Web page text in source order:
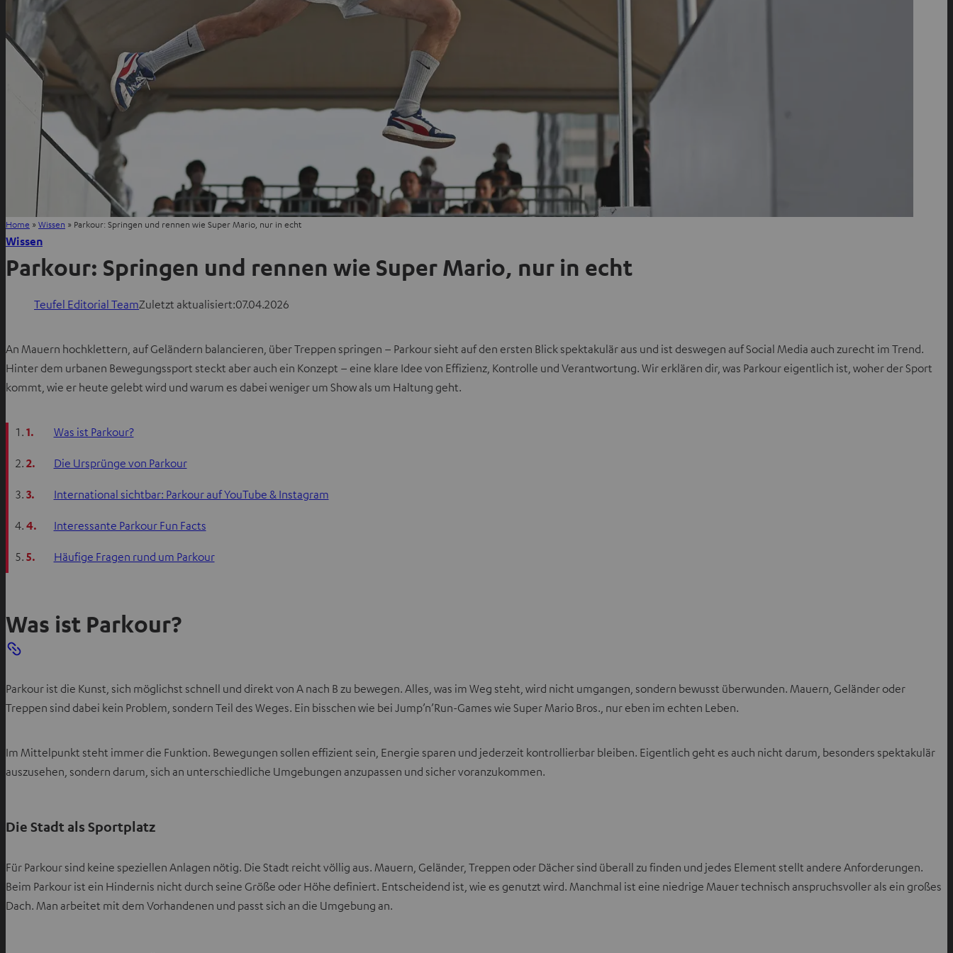
Home »Wissen » Parkour: Springen und rennen wie Super Mario, nur in echt
Wissen
Parkour: Springen und rennen wie Super Mario, nur in echt
Teufel Editorial TeamZuletzt aktualisiert:07.04.2026
An Mauern hochklettern, auf Geländern balancieren, über Treppen springen – Parkour sieht auf den ersten Blick spektakulär aus und ist deswegen auf Social Media auch zurecht im Trend.
Hinter dem urbanen Bewegungssport steckt aber auch ein Konzept – eine klare Idee von Effizienz, Kontrolle und Verantwortung. Wir erklären dir, was Parkour eigentlich ist, woher der Sport
kommt, wie er heute gelebt wird und warum es dabei weniger um Show als um Haltung geht.
1. Was ist Parkour?
2. Die Ursprünge von Parkour
3. International sichtbar: Parkour auf YouTube & Instagram
4. Interessante Parkour Fun Facts
5. Häufige Fragen rund um Parkour
Was ist Parkour?
Parkour ist die Kunst, sich möglichst schnell und direkt von A nach B zu bewegen. Alles, was im Weg steht, wird nicht umgangen, sondern bewusst überwunden. Mauern, Geländer oder
Treppen sind dabei kein Problem, sondern Teil des Weges. Ein bisschen wie bei Jump’n’Run-Games wie Super Mario Bros., nur eben im echten Leben.
Im Mittelpunkt steht immer die Funktion. Bewegungen sollen effizient sein, Energie sparen und jederzeit kontrollierbar bleiben. Eigentlich geht es auch nicht darum, besonders spektakulär
auszusehen, sondern darum, sich an unterschiedliche Umgebungen anzupassen und sicher voranzukommen.
Die Stadt als Sportplatz
Für Parkour sind keine speziellen Anlagen nötig. Die Stadt reicht völlig aus. Mauern, Geländer, Treppen oder Dächer sind überall zu finden und jedes Element stellt andere Anforderungen.
Beim Parkour ist ein Hindernis nicht durch seine Größe oder Höhe definiert. Entscheidend ist, wie es genutzt wird. Manchmal ist eine niedrige Mauer technisch anspruchsvoller als ein großes
Dach. Man arbeitet mit dem Vorhandenen und passt sich an die Umgebung an.